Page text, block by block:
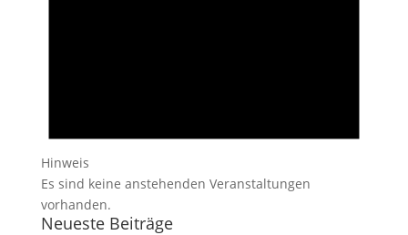
Hinweis
Es sind keine anstehenden Veranstaltungen
vorhanden.
Neueste Beiträge